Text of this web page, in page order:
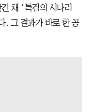
채 ‘특검의 시나리
. 그 결과가 바로 한 공